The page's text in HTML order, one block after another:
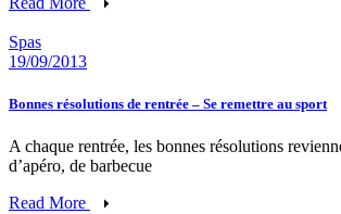
Spas
19/09/2013
Bonnes résolutions de rentrée – Se remettre au sport
A chaque rentrée, les bonnes résolutions
d’apéro, de barbecue
Read More